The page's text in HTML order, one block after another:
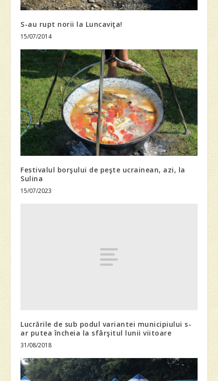
S-au rupt norii la Luncaviţa!
15/07/2014
Festivalul borşului de peşte ucrainean, azi, la
Sulina
15/07/2023
Lucrările de sub podul variantei municipiului s-
ar putea încheia la sfârşitul lunii viitoare
31/08/2018